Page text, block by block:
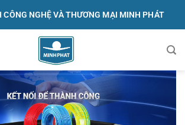
CÔNG NGHỆ VÀ THƯƠNG MẠI MINH PHÁT
091.570.1368